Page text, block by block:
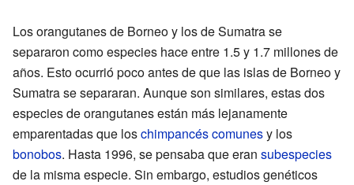
Los orangutanes de Borneo y los de Sumatra se
separaron como especies hace entre 1.5 y 1.7 millones de
años. Esto ocurrió poco antes de que las islas de Borneo y
Sumatra se separaran. Aunque son similares, estas dos
especies de orangutanes están más lejanamente
emparentadas que loschimpancés comunesy los
bonobos. Hasta 1996, se pensaba que eran subespecies
de la misma especie. Sin embargo, estudios genéticos